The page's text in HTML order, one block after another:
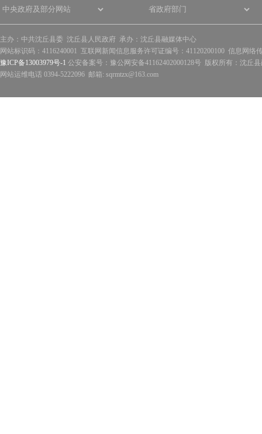
主办：中共沈丘县委 沈丘县人民政府 承办：沈丘县融媒体中心
网站标识码：4116240001 互联网新闻信息服务许可证编号：41120200100 信息网络
豫ICP备13003979号-1 公安备案号：豫公网安备41162402000128号 版权所有：沈丘
网站运维电话 0394-5222096 邮箱: sqrmtzx@163.com